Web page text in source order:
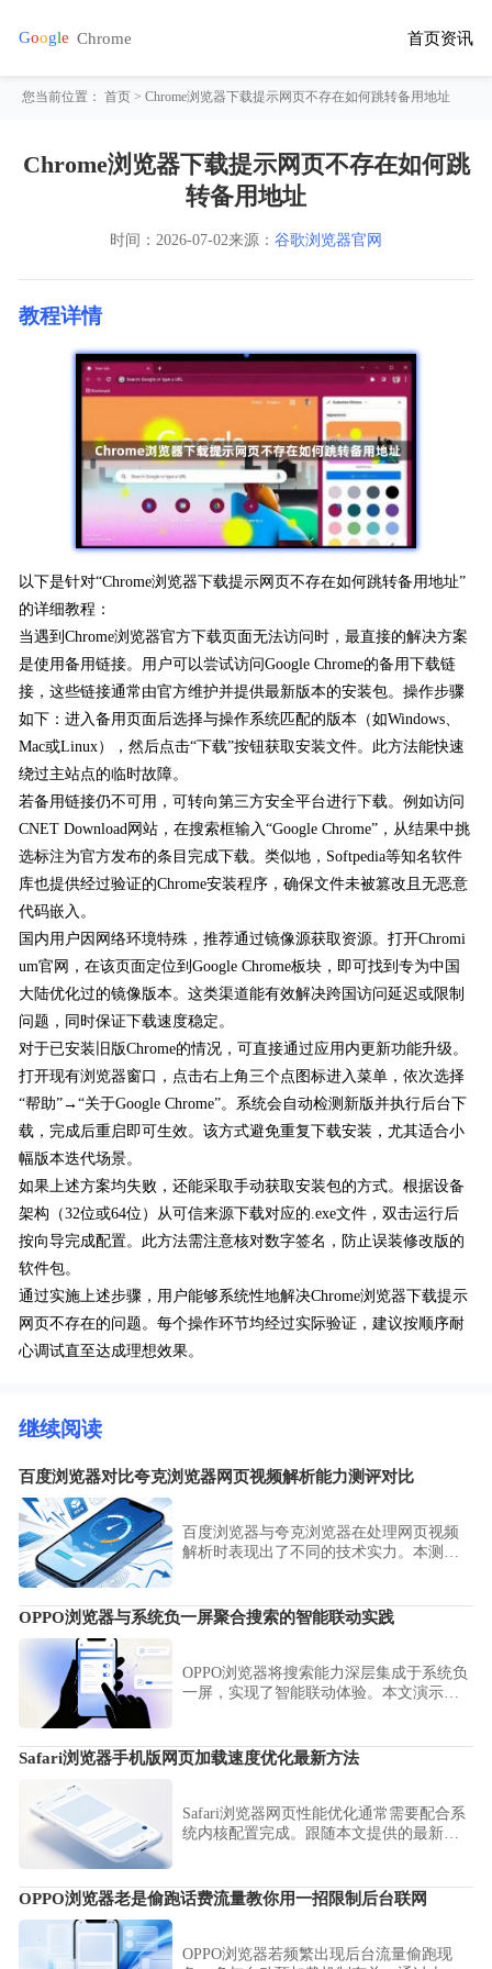
首页资讯
您当前位置：首页 > Chrome浏览器下载提示网页不存在如何跳转备用地址
Chrome浏览器下载提示网页不存在如何跳
转备用地址
时间： 2026-07-02来源： 谷歌浏览器官网
教程详情
以下是针对“Chrome浏览器下载提示网页不存在如何跳转备用地址”
的详细教程：
当遇到Chrome浏览器官方下载页面无法访问时，最直接的解决方案
是使用备用链接。用户可以尝试访问Google Chrome的备用下载链
接，这些链接通常由官方维护并提供最新版本的安装包。操作步骤
如下：进入备用页面后选择与操作系统匹配的版本（如Windows、
Mac或Linux），然后点击“下载”按钮获取安装文件。此方法能快速
绕过主站点的临时故障。
若备用链接仍不可用，可转向第三方安全平台进行下载。例如访问
CNET Download网站，在搜索框输入“Google Chrome”，从结果中挑
选标注为官方发布的条目完成下载。类似地，Softpedia等知名软件
库也提供经过验证的Chrome安装程序，确保文件未被篡改且无恶意
代码嵌入。
国内用户因网络环境特殊，推荐通过镜像源获取资源。打开Chromi
um官网，在该页面定位到Google Chrome板块，即可找到专为中国
大陆优化过的镜像版本。这类渠道能有效解决跨国访问延迟或限制
问题，同时保证下载速度稳定。
对于已安装旧版Chrome的情况，可直接通过应用内更新功能升级。
打开现有浏览器窗口，点击右上角三个点图标进入菜单，依次选择
“帮助”→“关于Google Chrome”。系统会自动检测新版并执行后台下
载，完成后重启即可生效。该方式避免重复下载安装，尤其适合小
幅版本迭代场景。
如果上述方案均失败，还能采取手动获取安装包的方式。根据设备
架构（32位或64位）从可信来源下载对应的.exe文件，双击运行后
按向导完成配置。此方法需注意核对数字签名，防止误装修改版的
软件包。
通过实施上述步骤，用户能够系统性地解决Chrome浏览器下载提示
网页不存在的问题。每个操作环节均经过实际验证，建议按顺序耐
心调试直至达成理想效果。
继续阅读
百度浏览器对比夸克浏览器网页视频解析能力测评对比
百度浏览器与夸克浏览器在处理网页视频
解析时表现出了不同的技术实力。本测评
供清晰的影音解析参考，助您选择最强大
的在线视频观看与解析工具。
OPPO浏览器与系统负一屏聚合搜索的智能联动实践
OPPO浏览器将搜索能力深层集成于系统负
一屏，实现了智能联动体验。本文演示了
一屏到浏览器的秒级交互响应。
Safari浏览器手机版网页加载速度优化最新方法
Safari浏览器网页性能优化通常需要配合系
统内核配置完成。跟随本文提供的最新加
态。
OPPO浏览器老是偷跑话费流量教你用一招限制后台联网
OPPO浏览器若频繁出现后台流量偷跑现